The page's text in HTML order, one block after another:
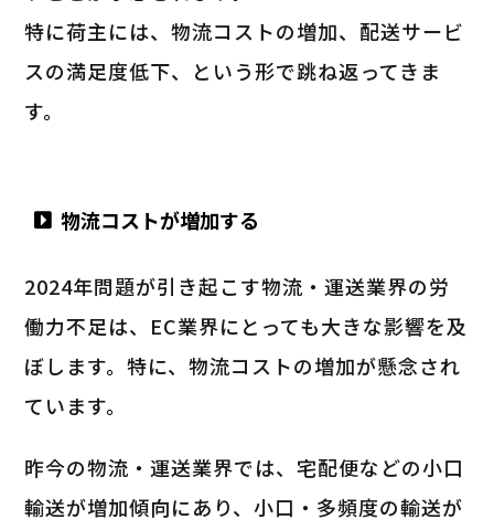
特に荷主には、物流コストの増加、配送サービ
スの満足度低下、という形で跳ね返ってきま
す。
物流コストが増加する
2024年問題が引き起こす物流・運送業界の労
働力不足は、EC業界にとっても大きな影響を及
ぼします。特に、物流コストの増加が懸念され
ています。
昨今の物流・運送業界では、宅配便などの小口
輸送が増加傾向にあり、小口・多頻度の輸送が